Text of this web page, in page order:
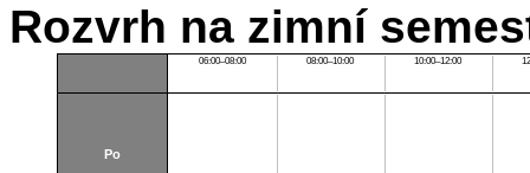
Rozvrh na zimní
06:00–08:00 08:00–10:00 10:00–12:00
Po